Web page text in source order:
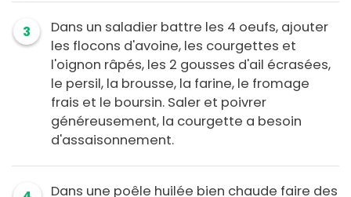
3
Dans un saladier battre les 4 oeufs, ajouter
les flocons d'avoine, les courgettes et
l'oignon râpés, les 2 gousses d'ail écrasées,
le persil, la brousse, la farine, le fromage
frais et le boursin. Saler et poivrer
généreusement, la courgette a besoin
d'assaisonnement.
Dans une poêle huilée bien chaude faire des